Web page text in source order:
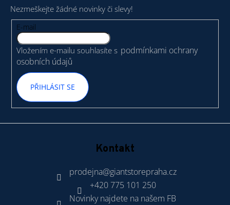
Nezmeškejte žádné novinky či slevy!
E-mail
Vložením e-mailu souhlasíte s podmínkami ochrany
osobních údajů
PŘIHLÁSIT SE
Kontakt
prodejna@giantstorepraha.cz
+420 775 101 250
Novinky najdete na našem FB